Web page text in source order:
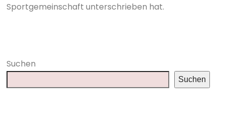
Sportgemeinschaft unterschrieben hat.
Suchen
Suchen